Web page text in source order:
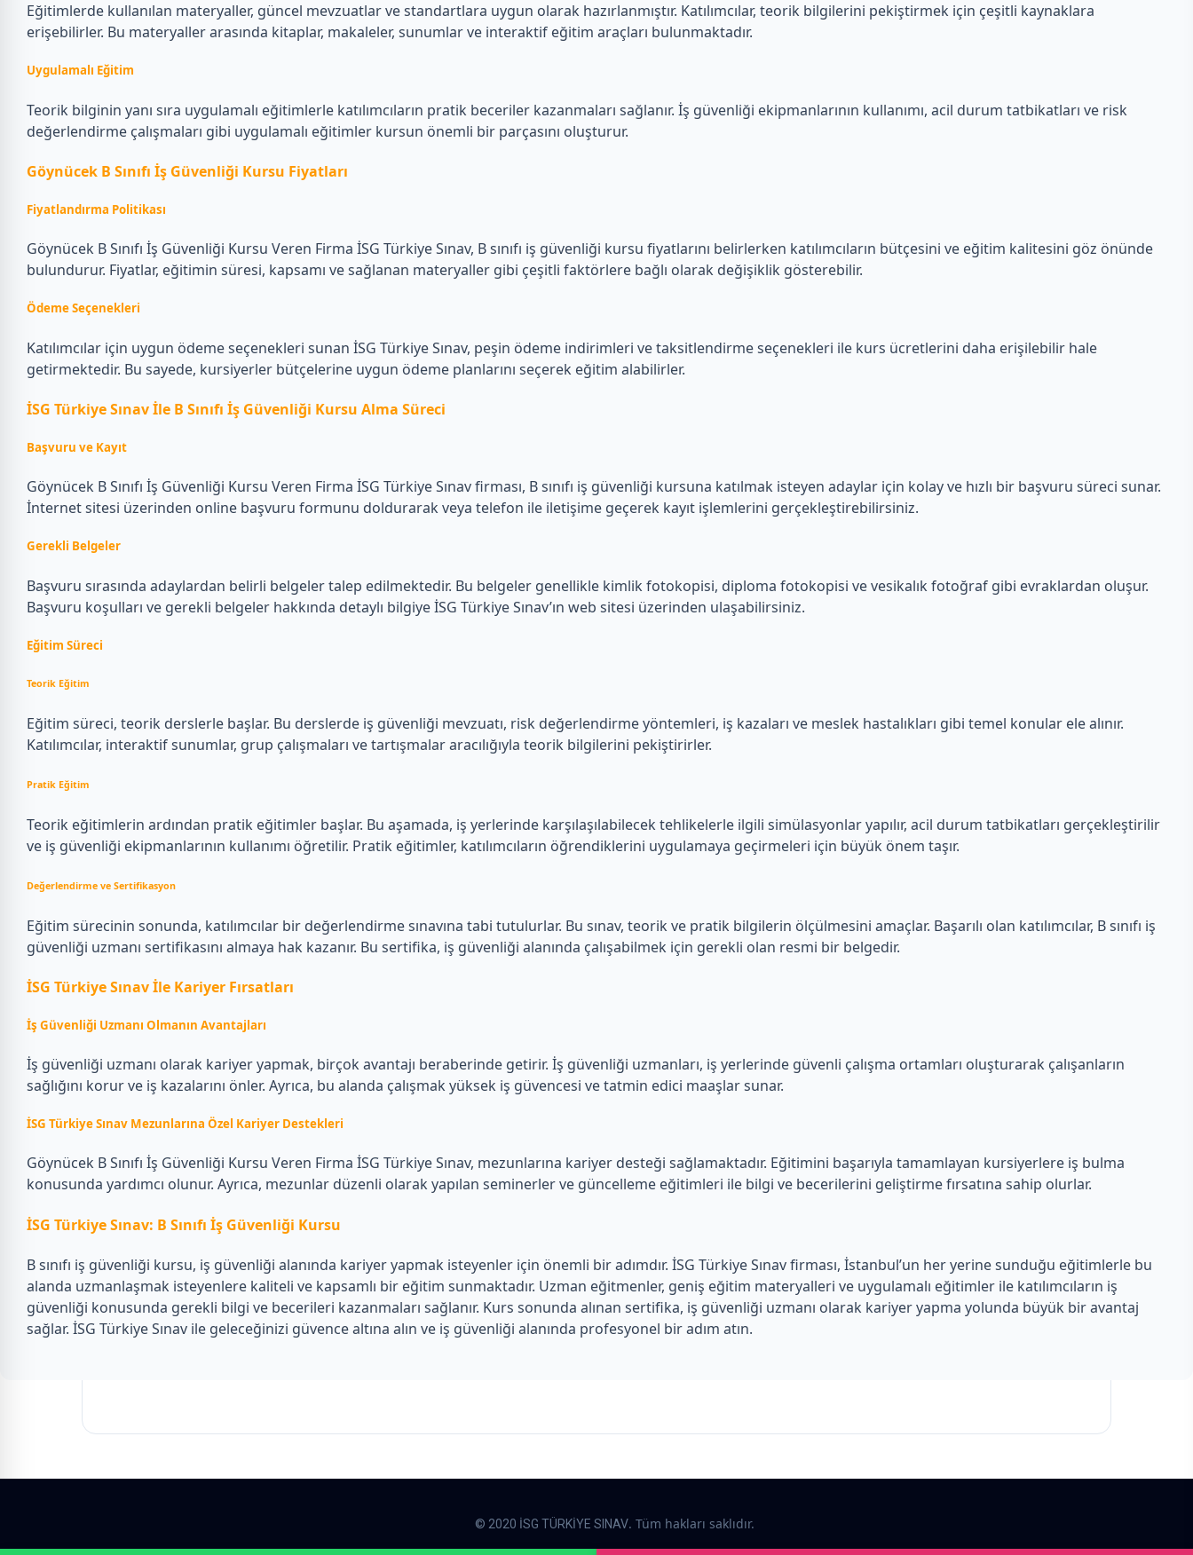
Eğitimlerde kullanılan materyaller, güncel mevzuatlar ve standartlara uygun olarak hazırlanmıştır. Katılımcılar, teorik bilgilerini pekiştirmek için çeşitli kaynaklara
erişebilirler. Bu materyaller arasında kitaplar, makaleler, sunumlar ve interaktif eğitim araçları bulunmaktadır.
Uygulamalı Eğitim
Teorik bilginin yanı sıra uygulamalı eğitimlerle katılımcıların pratik beceriler kazanmaları sağlanır. İş güvenliği ekipmanlarının kullanımı, acil durum tatbikatları ve risk
değerlendirme çalışmaları gibi uygulamalı eğitimler kursun önemli bir parçasını oluşturur.
Göynücek B Sınıfı İş Güvenliği Kursu Fiyatları
Fiyatlandırma Politikası
Göynücek B Sınıfı İş Güvenliği Kursu Veren Firma İSG Türkiye Sınav, B sınıfı iş güvenliği kursu fiyatlarını belirlerken katılımcıların bütçesini ve eğitim kalitesini göz önünde
bulundurur. Fiyatlar, eğitimin süresi, kapsamı ve sağlanan materyaller gibi çeşitli faktörlere bağlı olarak değişiklik gösterebilir.
Ödeme Seçenekleri
Katılımcılar için uygun ödeme seçenekleri sunan İSG Türkiye Sınav, peşin ödeme indirimleri ve taksitlendirme seçenekleri ile kurs ücretlerini daha erişilebilir hale
getirmektedir. Bu sayede, kursiyerler bütçelerine uygun ödeme planlarını seçerek eğitim alabilirler.
İSG Türkiye Sınav İle B Sınıfı İş Güvenliği Kursu Alma Süreci
Başvuru ve Kayıt
Göynücek B Sınıfı İş Güvenliği Kursu Veren Firma İSG Türkiye Sınav firması, B sınıfı iş güvenliği kursuna katılmak isteyen adaylar için kolay ve hızlı bir başvuru süreci sunar.
İnternet sitesi üzerinden online başvuru formunu doldurarak veya telefon ile iletişime geçerek kayıt işlemlerini gerçekleştirebilirsiniz.
Gerekli Belgeler
Başvuru sırasında adaylardan belirli belgeler talep edilmektedir. Bu belgeler genellikle kimlik fotokopisi, diploma fotokopisi ve vesikalık fotoğraf gibi evraklardan oluşur.
Başvuru koşulları ve gerekli belgeler hakkında detaylı bilgiye İSG Türkiye Sınav’ın web sitesi üzerinden ulaşabilirsiniz.
Eğitim Süreci
Teorik Eğitim
Eğitim süreci, teorik derslerle başlar. Bu derslerde iş güvenliği mevzuatı, risk değerlendirme yöntemleri, iş kazaları ve meslek hastalıkları gibi temel konular ele alınır.
Katılımcılar, interaktif sunumlar, grup çalışmaları ve tartışmalar aracılığıyla teorik bilgilerini pekiştirirler.
Pratik Eğitim
Teorik eğitimlerin ardından pratik eğitimler başlar. Bu aşamada, iş yerlerinde karşılaşılabilecek tehlikelerle ilgili simülasyonlar yapılır, acil durum tatbikatları gerçekleştirilir
ve iş güvenliği ekipmanlarının kullanımı öğretilir. Pratik eğitimler, katılımcıların öğrendiklerini uygulamaya geçirmeleri için büyük önem taşır.
Değerlendirme ve Sertifikasyon
Eğitim sürecinin sonunda, katılımcılar bir değerlendirme sınavına tabi tutulurlar. Bu sınav, teorik ve pratik bilgilerin ölçülmesini amaçlar. Başarılı olan katılımcılar, B sınıfı iş
güvenliği uzmanı sertifikasını almaya hak kazanır. Bu sertifika, iş güvenliği alanında çalışabilmek için gerekli olan resmi bir belgedir.
İSG Türkiye Sınav İle Kariyer Fırsatları
İş Güvenliği Uzmanı Olmanın Avantajları
İş güvenliği uzmanı olarak kariyer yapmak, birçok avantajı beraberinde getirir. İş güvenliği uzmanları, iş yerlerinde güvenli çalışma ortamları oluşturarak çalışanların
sağlığını korur ve iş kazalarını önler. Ayrıca, bu alanda çalışmak yüksek iş güvencesi ve tatmin edici maaşlar sunar.
İSG Türkiye Sınav Mezunlarına Özel Kariyer Destekleri
Göynücek B Sınıfı İş Güvenliği Kursu Veren Firma İSG Türkiye Sınav, mezunlarına kariyer desteği sağlamaktadır. Eğitimini başarıyla tamamlayan kursiyerlere iş bulma
konusunda yardımcı olunur. Ayrıca, mezunlar düzenli olarak yapılan seminerler ve güncelleme eğitimleri ile bilgi ve becerilerini geliştirme fırsatına sahip olurlar.
İSG Türkiye Sınav: B Sınıfı İş Güvenliği Kursu
B sınıfı iş güvenliği kursu, iş güvenliği alanında kariyer yapmak isteyenler için önemli bir adımdır. İSG Türkiye Sınav firması, İstanbul’un her yerine sunduğu eğitimlerle bu
alanda uzmanlaşmak isteyenlere kaliteli ve kapsamlı bir eğitim sunmaktadır. Uzman eğitmenler, geniş eğitim materyalleri ve uygulamalı eğitimler ile katılımcıların iş
güvenliği konusunda gerekli bilgi ve becerileri kazanmaları sağlanır. Kurs sonunda alınan sertifika, iş güvenliği uzmanı olarak kariyer yapma yolunda büyük bir avantaj
sağlar. İSG Türkiye Sınav ile geleceğinizi güvence altına alın ve iş güvenliği alanında profesyonel bir adım atın.
© 2020 İSG TÜRKİYE SINAV. Tüm hakları saklıdır.